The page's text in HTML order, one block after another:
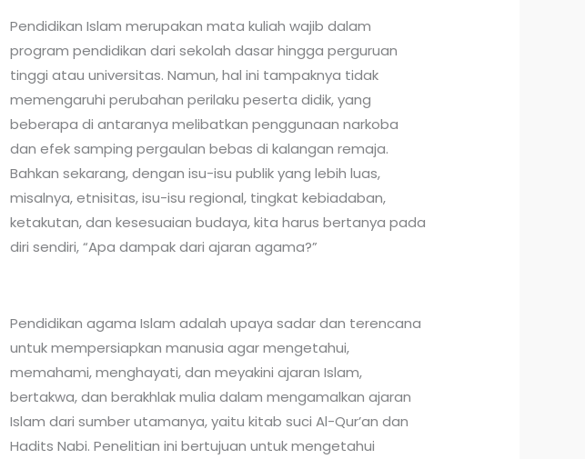
Pendidikan Islam merupakan mata kuliah wajib dalam
program pendidikan dari sekolah dasar hingga perguruan
tinggi atau universitas. Namun, hal ini tampaknya tidak
memengaruhi perubahan perilaku peserta didik, yang
beberapa di antaranya melibatkan penggunaan narkoba
dan efek samping pergaulan bebas di kalangan remaja.
Bahkan sekarang, dengan isu-isu publik yang lebih luas,
misalnya, etnisitas, isu-isu regional, tingkat kebiadaban,
ketakutan, dan kesesuaian budaya, kita harus bertanya pada
diri sendiri, “Apa dampak dari ajaran agama?”
Pendidikan agama Islam adalah upaya sadar dan terencana
untuk mempersiapkan manusia agar mengetahui,
memahami, menghayati, dan meyakini ajaran Islam,
bertakwa, dan berakhlak mulia dalam mengamalkan ajaran
Islam dari sumber utamanya, yaitu kitab suci Al-Qur’an dan
Hadits Nabi. Penelitian ini bertujuan untuk mengetahui